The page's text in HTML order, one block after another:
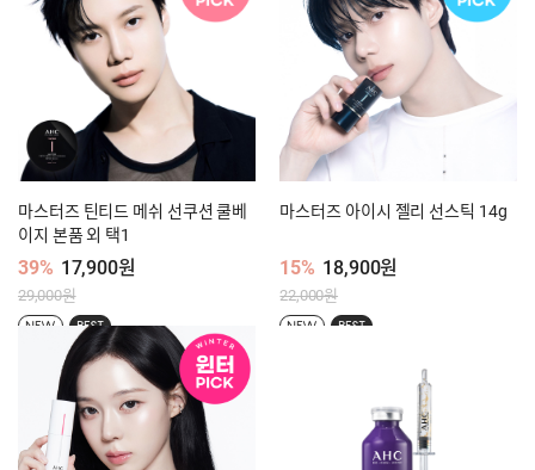
마스터즈 틴티드 메쉬 선쿠션 쿨베
이지 본품 외 택1
39% 17,900원
29,000원
NEW BEST
마스터즈 아이시 젤리 선스틱 14g
15% 18,900원
22,000원
NEW BEST